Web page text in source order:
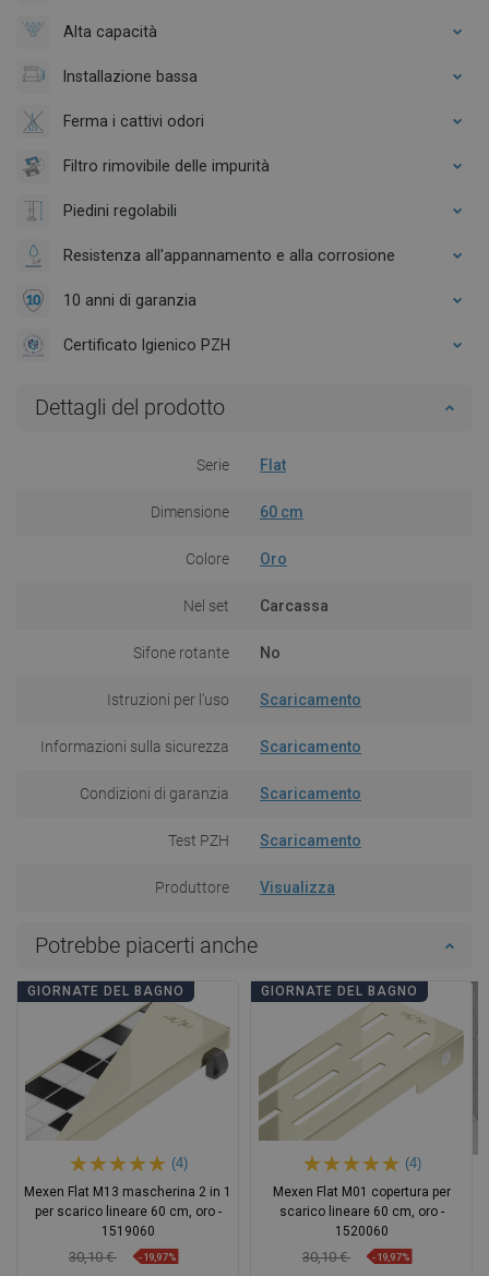
Alta capacità
Installazione bassa
Ferma i cattivi odori
Filtro rimovibile delle impurità
Piedini regolabili
Resistenza all'appannamento e alla corrosione
10 anni di garanzia
Certificato Igienico PZH
Dettagli del prodotto
Serie Flat
Dimensione 60 cm
Colore Oro
Nel set Carcassa
Sifone rotante No
Istruzioni per l'uso Scaricamento
Informazioni sulla sicurezza Scaricamento
Condizioni di garanzia Scaricamento
Test PZH Scaricamento
Produttore Visualizza
Potrebbe piacerti anche
GIORNATE DEL BAGNO
(4)
Mexen Flat M13 mascherina 2 in 1
per scarico lineare 60 cm, oro -
1519060
30,10 € -19,97%
GIORNATE DEL BAGNO
(4)
Mexen Flat M01 copertura per
scarico lineare 60 cm, oro -
1520060
30,10 € -19,97%